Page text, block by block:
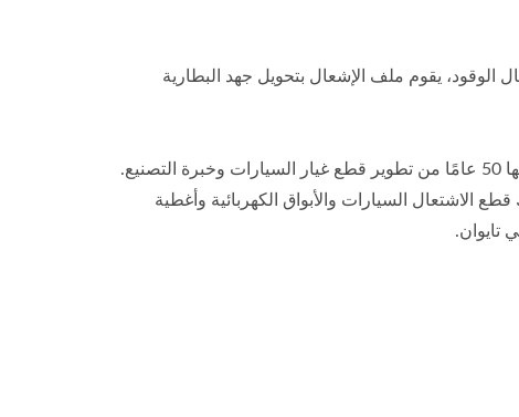
يقوم ملف الإشعال بتحويل جهد البطارية
شركة Asia Traffic للتوريدات هي شركة مصنعة مؤهلة للأسلاك الاشتعال، لديها 50 عامًا من تطوير قطع غيار السيارات وخبرة التصنيع.
الاشتعال السيارات والأبواق الكهربائية وأغطية